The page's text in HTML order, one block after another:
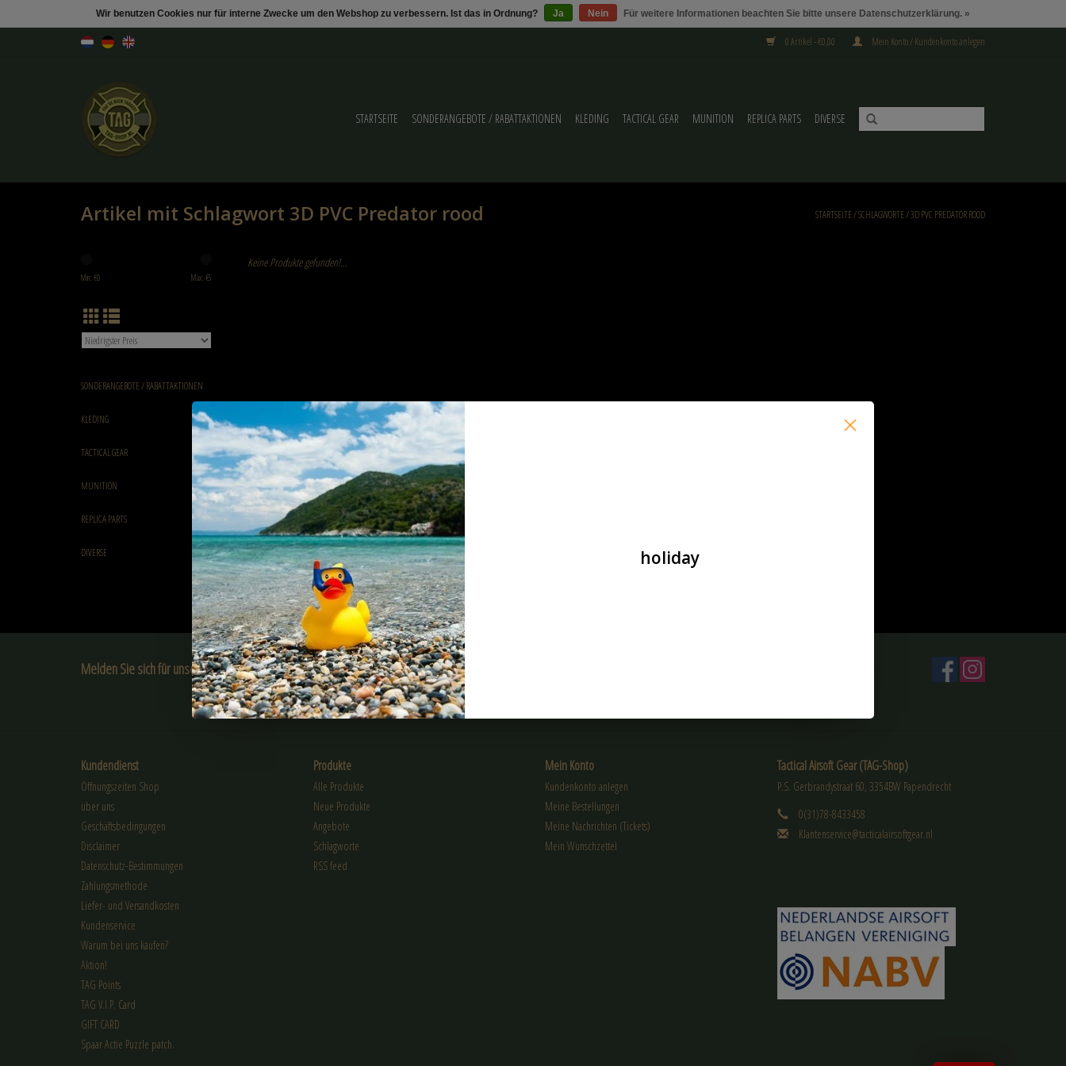
0 Artikel - €0,00 Mein Konto / Kundenkonto anlegen
STARTSEITE SONDERANGEBOTE / RABATTAKTIONEN KLEDING TACTICAL GEAR MUNITION REPLICA PARTS DIVERSE
Artikel mit Schlagwort 3D PVC Predator rood STARTSEITE/SCHLAGWORTE/3D PVC PREDATOR ROOD
Min: €0 Max: €5
SONDERANGEBOTE / RABATTAKTIONEN
KLEDING
TACTICAL GEAR
MUNITION
REPLICA PARTS
DIVERSE
Keine Produkte gefunden!...
Melden Sie sich für unseren Newsletter an:
ABONNIEREN
Kundendienst
Öffnungszeiten Shop
über uns
Geschäftsbedingungen
Disclaimer
Datenschutz-Bestimmungen
Zahlungsmethode
Liefer- und Versandkosten
Kundenservice
Warum bei uns kaufen?
Aktion!
TAG Points
TAG V.I.P. Card
GIFT CARD
Spaar Actie Puzzle patch.
Produkte
Alle Produkte
Neue Produkte
Angebote
Schlagworte
RSS feed
Mein Konto
Kundenkonto anlegen
Meine Bestellungen
Meine Nachrichten (Tickets)
Mein Wunschzettel
Tactical Airsoft Gear (TAG-Shop)
P.S. Gerbrandystraat 60, 3354BW Papendrecht
0(31)78-8433458
Klantenservice@tacticalairsoftgear.nl
Wir benutzen Cookies nur für interne Zwecke um den Webshop zu verbessern. Ist das in Ordnung? Ja Nein Für weitere Informationen beachten Sie bitte unsere Datenschutzerklärung. »
holiday